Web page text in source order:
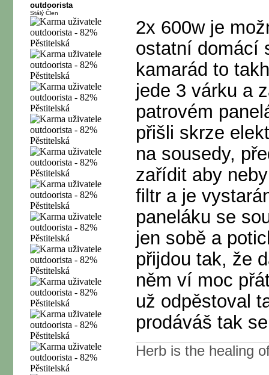
outdoorista
Stálý Člen
2x 600w je
ostatní domácí
kamarád to
jede 3 várku a
patrovém
přišli skrze
na sousedy,
zařídit aby
filtr a je
paneláku se
jen sobě a
přijdou tak, že
něm ví moc
už odpěstoval
prodáváš tak
Herb is the healing